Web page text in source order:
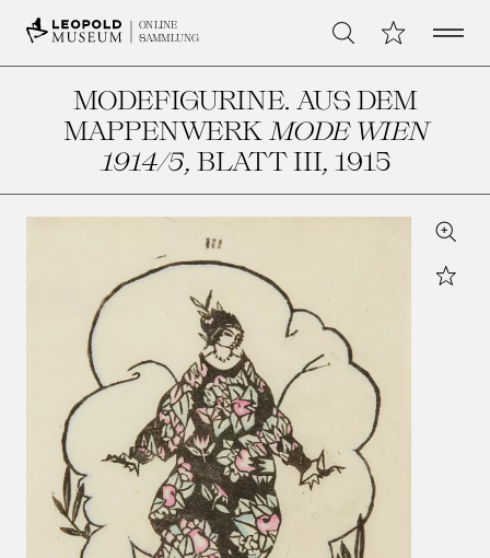
ONLINE
SAMMLUNG
Suche Meine Open
MODEFIGURINE. AUS DEM
MAPPENWERK MODE WIEN
1914/5, BLATT III, 1915
Zoom
Star